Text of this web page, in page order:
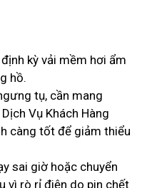
kỳ vải mềm hơi ẩm
hồ.
tụ, cần mang
Vụ Khách Hàng
càng tốt để giảm thiểu
sai giờ hoặc chuyển
vì rò rỉ điện do pin chết